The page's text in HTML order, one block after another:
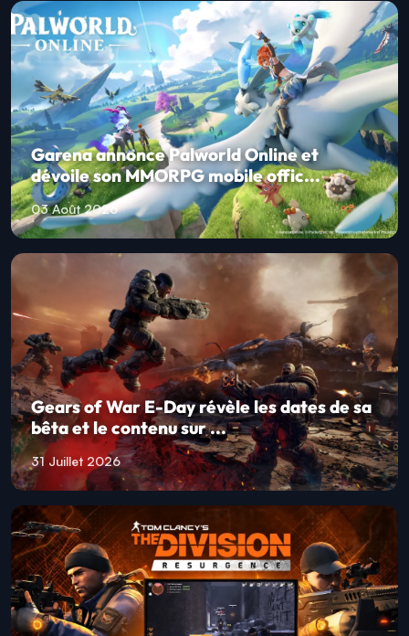
Garena annonce Palworld Online et
dévoile son MMORPG mobile offic...
03 Août 2026
Gears of War E-Day révèle les dates de sa
bêta et le contenu sur ...
31 Juillet 2026